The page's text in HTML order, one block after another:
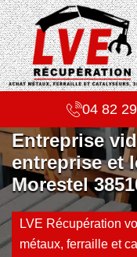
04 82
Entreprise
entreprise et
Morestel
LVE Récupération
métaux, ferraille et